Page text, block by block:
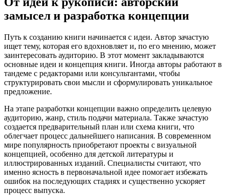
замысел и разработка концепции
Путь к созданию книги начинается с идеи. Автор зачастую
ищет тему, которая его вдохновляет и, по его мнению, может
заинтересовать аудиторию. В этот момент закладываются
основные идеи и концепция книги. Иногда авторы работают в
тандеме с редакторами или консультантами, чтобы
структурировать свои мысли и сформулировать уникальное
предложение.
На этапе разработки концепции важно определить целевую
аудиторию, жанр, стиль подачи материала. Также зачастую
создается предварительный план или схема книги, что
облегчает процесс дальнейшего написания. В современном
мире популярность приобретают проекты с визуальной
концепцией, особенно для детской литературы и
иллюстрированных изданий. Специалисты считают, что
именно ясность в первоначальной идее помогает избежать
ошибок на последующих стадиях и существенно ускоряет
процесс выпуска.